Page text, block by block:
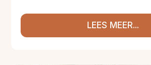
LEES MEER...